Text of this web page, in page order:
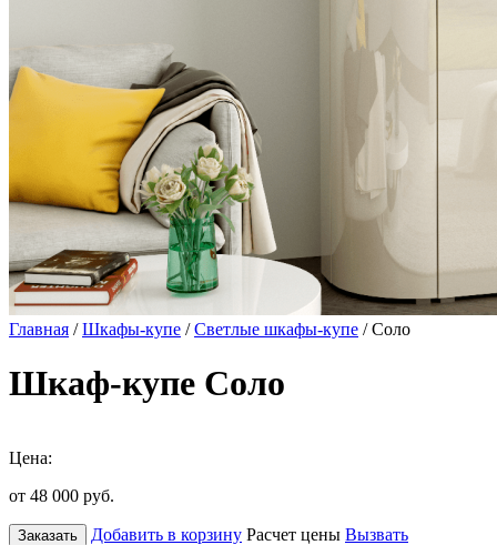
Главная /Шкафы-купе /Светлые шкафы-купе / Соло
Шкаф-купе Соло
Цена:
от 48 000 руб.
Заказать Добавить в корзину Расчет цены Вызвать